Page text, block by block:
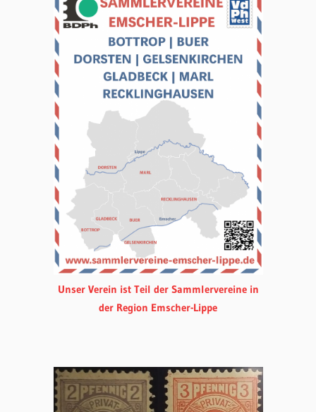
Unser Verein ist Teil der Sammlervereine in
der Region Emscher-Lippe